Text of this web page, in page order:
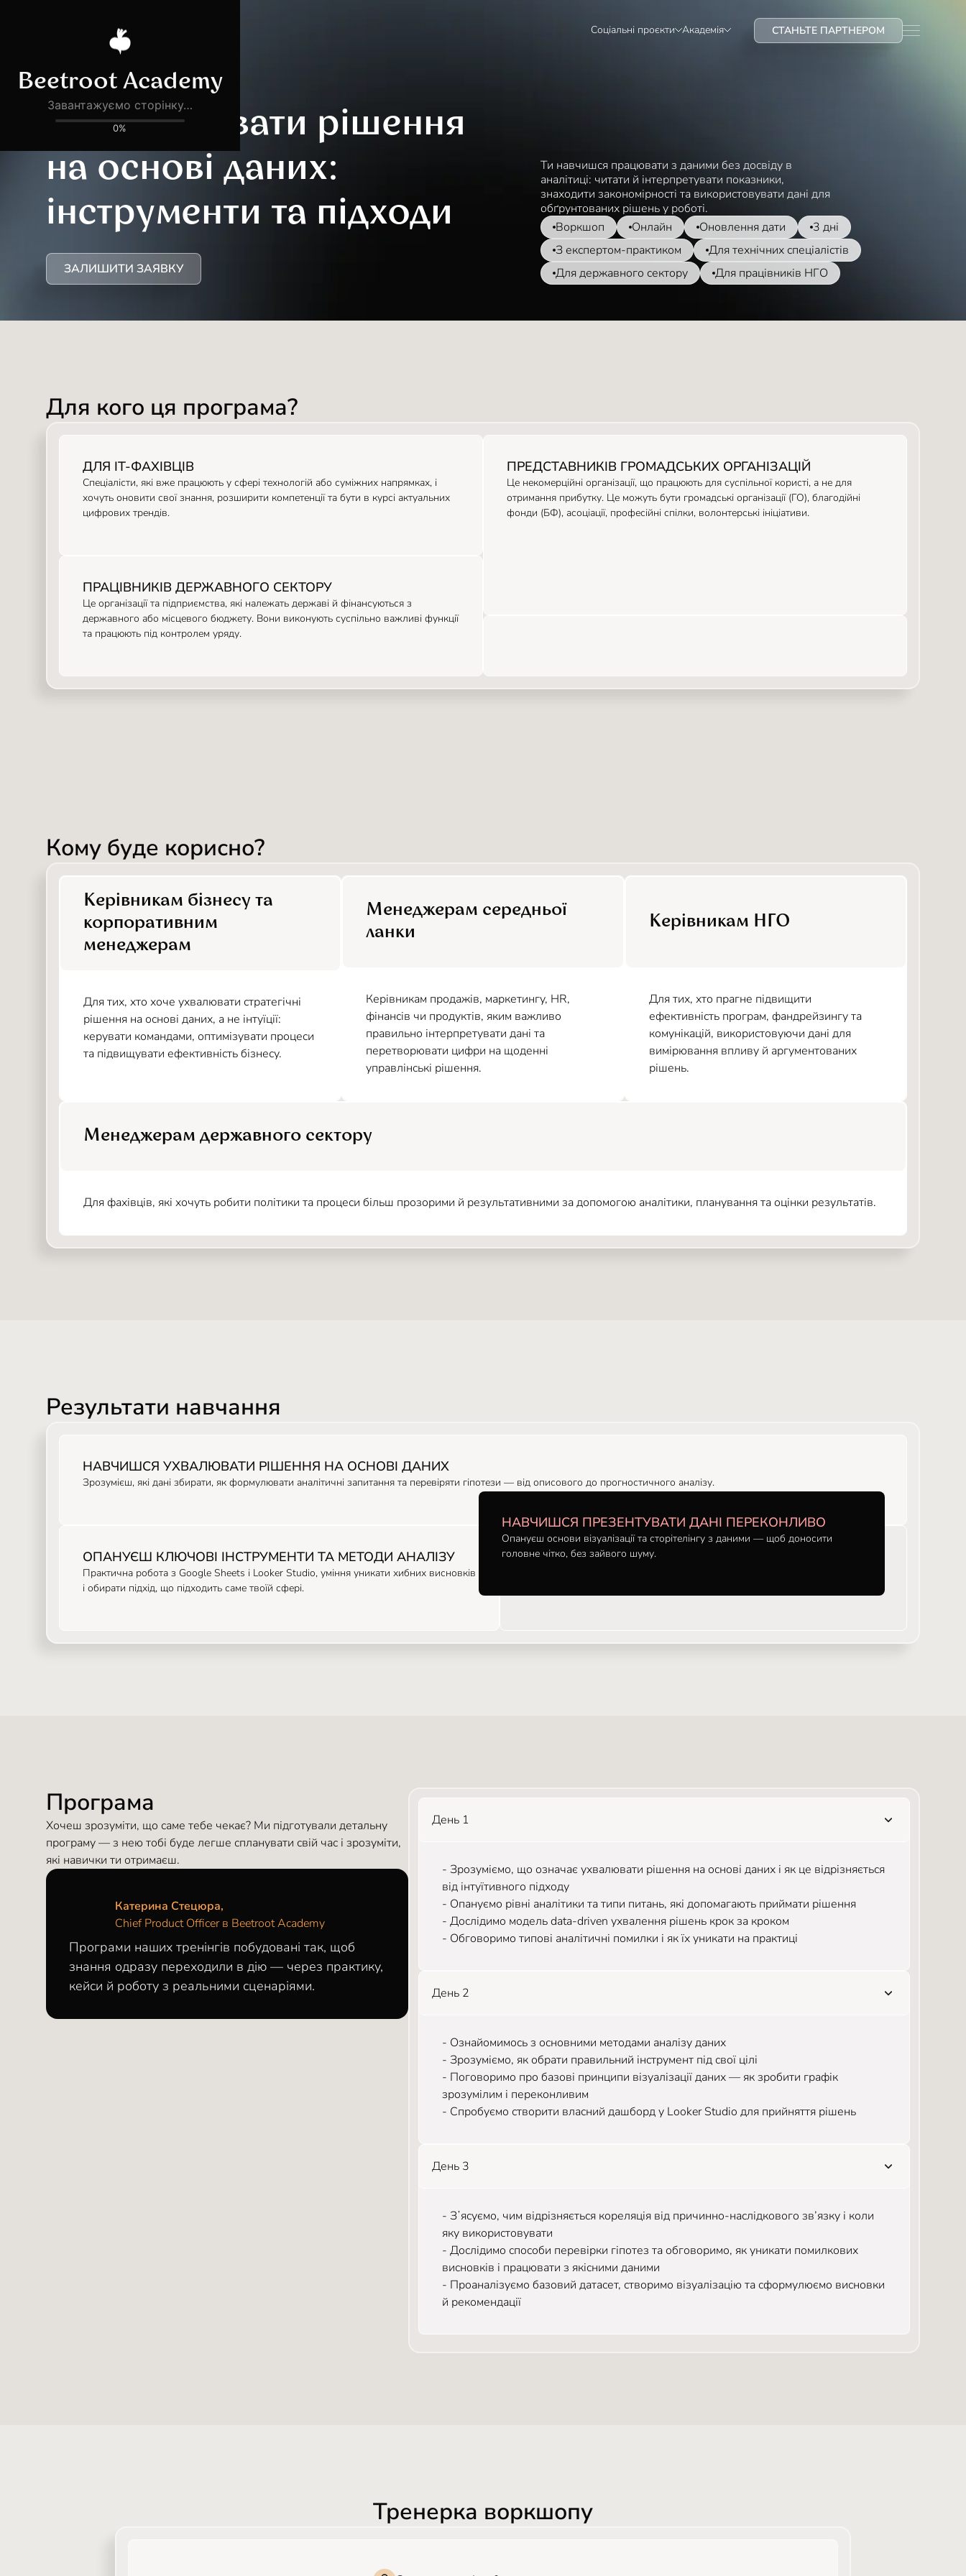
Соціальні проєкти Академія СТАНЬТЕ ПАРТНЕРОМ
Як ухвалювати рішення
на основі даних:
інструменти та підходи
ЗАЛИШИТИ ЗАЯВКУ
Ти навчишся працювати з даними без досвіду в
аналітиці: читати й інтерпретувати показники,
знаходити закономірності та використовувати дані для
обґрунтованих рішень у роботі.
Воркшоп
Онлайн Оновлення дати
3 дні
З експертом-практиком
Для технічних спеціалістів
Для державного сектору
Для працівників НГО
Для кого ця програма?
ДЛЯ ІТ-ФАХІВЦІВ
Спеціалісти, які вже працюють у сфері технологій або суміжних напрямках, і
хочуть оновити свої знання, розширити компетенції та бути в курсі актуальних
цифрових трендів.
ПРАЦІВНИКІВ ДЕРЖАВНОГО СЕКТОРУ
Це організації та підприємства, які належать державі й фінансуються з
державного або місцевого бюджету. Вони виконують суспільно важливі функції
та працюють під контролем уряду.
ПРЕДСТАВНИКІВ ГРОМАДСЬКИХ ОРГАНІЗАЦІЙ
Це некомерційні організації, що працюють для суспільної користі, а не для
отримання прибутку. Це можуть бути громадські організації (ГО), благодійні
фонди (БФ), асоціації, професійні спілки, волонтерські ініціативи.
Кому буде корисно?
Керівникам бізнесу та
корпоративним
менеджерам
Для тих, хто хоче ухвалювати стратегічні
рішення на основі даних, а не інтуїції:
керувати командами, оптимізувати процеси
та підвищувати ефективність бізнесу.
Менеджерам середньої
ланки
Керівникам продажів, маркетингу, HR,
фінансів чи продуктів, яким важливо
правильно інтерпретувати дані та
перетворювати цифри на щоденні
управлінські рішення.
Керівникам НГО
Для тих, хто прагне підвищити
ефективність програм, фандрейзингу та
комунікацій, використовуючи дані для
вимірювання впливу й аргументованих
рішень.
Менеджерам державного сектору
Для фахівців, які хочуть робити політики та процеси більш прозорими й результативними за допомогою аналітики, планування та оцінки результатів.
Результати навчання
НАВЧИШСЯ УХВАЛЮВАТИ РІШЕННЯ НА ОСНОВІ ДАНИХ
Зрозумієш, які дані збирати, як формулювати аналітичні запитання та перевіряти гіпотези — від описового до прогностичного аналізу.
ОПАНУЄШ КЛЮЧОВІ ІНСТРУМЕНТИ ТА МЕТОДИ АНАЛІЗУ
Практична робота з Google Sheets і Looker Studio, уміння уникати хибних висновків
і обирати підхід, що підходить саме твоїй сфері.
НАВЧИШСЯ ПРЕЗЕНТУВАТИ ДАНІ ПЕРЕКОНЛИВО
Опануєш основи візуалізації та сторітелінгу з даними — щоб доносити
головне чітко, без зайвого шуму.
Програма
Хочеш зрозуміти, що саме тебе чекає? Ми підготували детальну
програму — з нею тобі буде легше спланувати свій час і зрозуміти,
які навички ти отримаєш.
Катерина Стецюра,
Chief Product Officer в Beetroot Academy
Програми наших тренінгів побудовані так, щоб
знання одразу переходили в дію — через практику,
кейси й роботу з реальними сценаріями.
День 1
- Зрозуміємо, що означає ухвалювати рішення на основі даних і як це відрізняється
від інтуїтивного підходу
- Опануємо рівні аналітики та типи питань, які допомагають приймати рішення
- Дослідимо модель data-driven ухвалення рішень крок за кроком
- Обговоримо типові аналітичні помилки і як їх уникати на практиці
День 2
- Ознайомимось з основними методами аналізу даних
- Зрозуміємо, як обрати правильний інструмент під свої цілі
- Поговоримо про базові принципи візуалізації даних — як зробити графік
зрозумілим і переконливим
- Спробуємо створити власний дашборд у Looker Studio для прийняття рішень
День 3
- Зʼясуємо, чим відрізняється кореляція від причинно-наслідкового зв’язку і коли
яку використовувати
- Дослідимо способи перевірки гіпотез та обговоримо, як уникати помилкових
висновків і працювати з якісними даними
- Проаналізуємо базовий датасет, створимо візуалізацію та сформулюємо висновки
й рекомендації
Тренерка воркшопу